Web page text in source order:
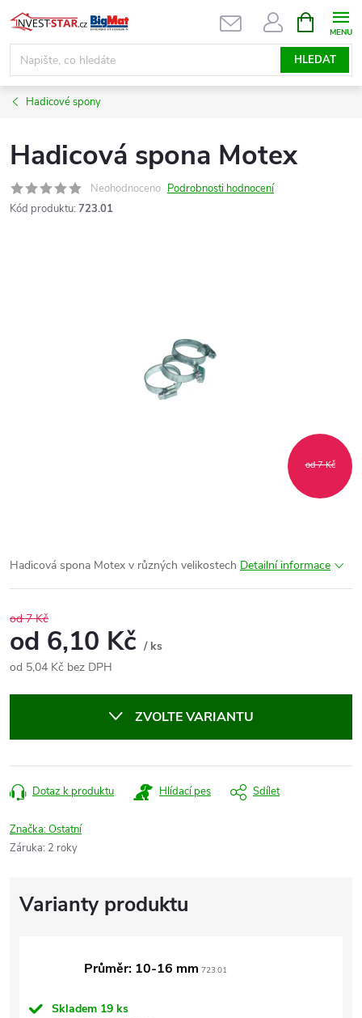
Přejít
na
obsah
HLEDAT
NÁKUPNÍ
KOŠÍK
Hadicové spony
Hadicová spona Motex
Neohodnoceno Podrobnosti hodnocení
Kód produktu: 723.01
od 7 Kč
Hadicová spona Motex v různých velikostech Detailní informace
od 7 Kč
od 6,10 Kč / ks
od 5,04 Kč bez DPH
ZVOLTE VARIANTU
Dotaz k produktu Hlídací pes Sdílet
Značka:Ostatní
Záruka: 2 roky
Průměr: 10-16 mm 723.01
Skladem 19 ks